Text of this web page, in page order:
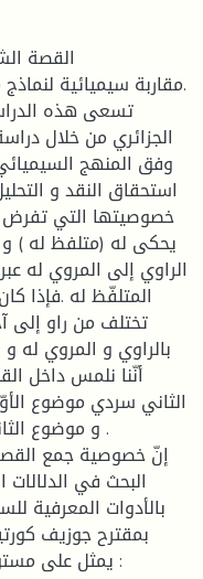
القصة
مقاربة سيميائية
تسعى هذه
الجزائري من خلال
وفق المنهج
استحقاق النقد و
خصوصيتها التي
يحكى له (متلفظ له ) و
الراوي إلى المروي له
المتلفّظ له .فإذا
تختلف من راو إلى
بالراوي و المروي له
أنّنا نلمس داخل
الثاني سردي موضوع
و موضوع
إنّ خصوصية جمع
البحث في
بالأدوات المعرفية
بمقترح جوزيف
يمثل على